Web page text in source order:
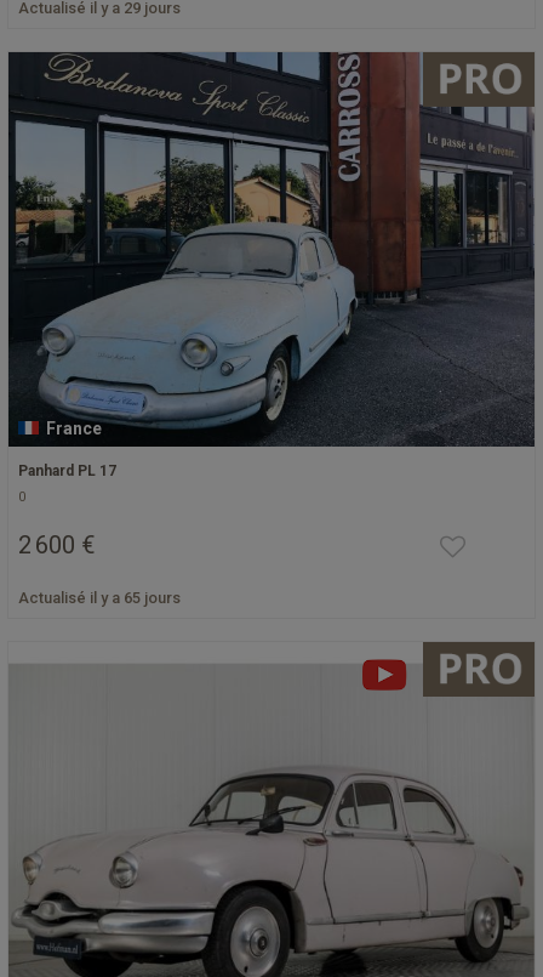
Actualisé il y a 29 jours
France
Panhard PL 17
0
2 600 €
Actualisé il y a 65 jours